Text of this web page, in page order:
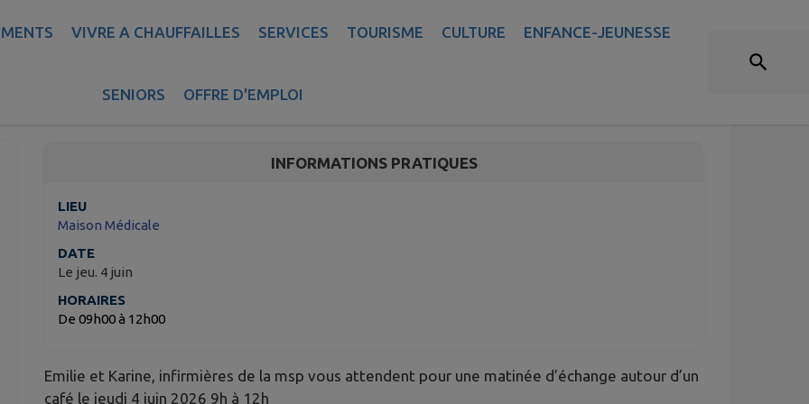
VIVRE A CHAUFFAILLES SERVICES TOURISME CULTURE ENFANCE-JEUNESSE
SENIORS OFFRE D'EMPLOI
INFORMATIONS PRATIQUES
LIEU
Maison Médicale
DATE
Le jeu. 4 juin
HORAIRES
De 09h00 à 12h00
Emilie et Karine, infirmières de la msp vous attendent pour une matinée d’échange autour d’un
café le jeudi 4 juin 2026 9h à 12h